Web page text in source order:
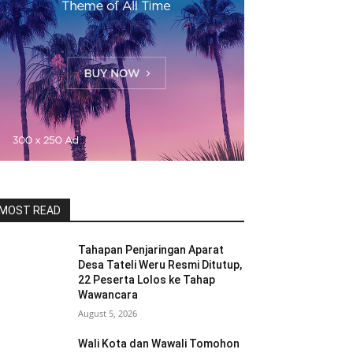
READ
Tahapan Penjaringan Aparat
Desa Tateli Weru Resmi Ditutup,
22 Peserta Lolos ke Tahap
Wawancara
August 5, 2026
Wali Kota dan Wawali Tomohon